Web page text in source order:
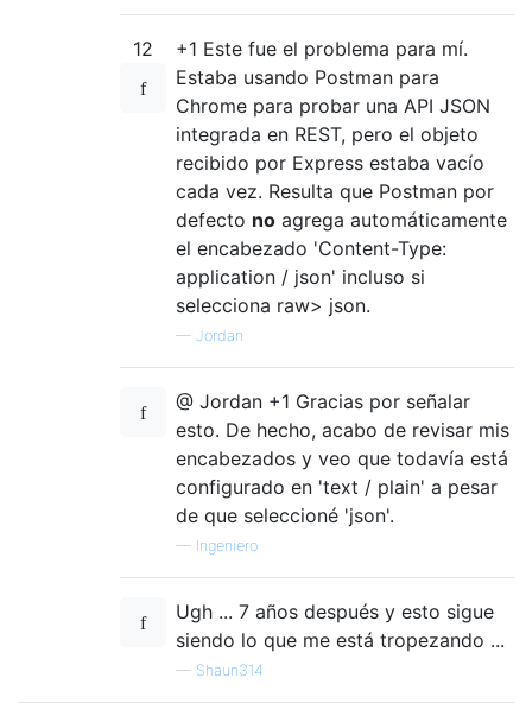
12
+1 Este fue el problema para mí.
Estaba usando Postman para
Chrome para probar una API JSON
integrada en REST, pero el objeto
recibido por Express estaba vacío
cada vez. Resulta que Postman por
defecto no agrega automáticamente
el encabezado 'Content-Type:
application / json' incluso si
selecciona raw> json.
— Jordan
@ Jordan +1 Gracias por señalar
esto. De hecho, acabo de revisar mis
encabezados y veo que todavía está
configurado en 'text / plain' a pesar
de que seleccioné 'json'.
— Ingeniero
Ugh ... 7 años después y esto sigue
siendo lo que me está tropezando ...
— Shaun314